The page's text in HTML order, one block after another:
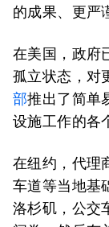
的成果、更严
在美国，政府
孤立状态，对
部推出了简单
设施工作的各
在纽约，代理
车道等当地基
洛杉矶，公交